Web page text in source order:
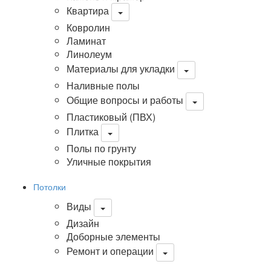
Квартира
Ковролин
Ламинат
Линолеум
Материалы для укладки
Наливные полы
Общие вопросы и работы
Пластиковый (ПВХ)
Плитка
Полы по грунту
Уличные покрытия
Потолки
Виды
Дизайн
Доборные элементы
Ремонт и операции